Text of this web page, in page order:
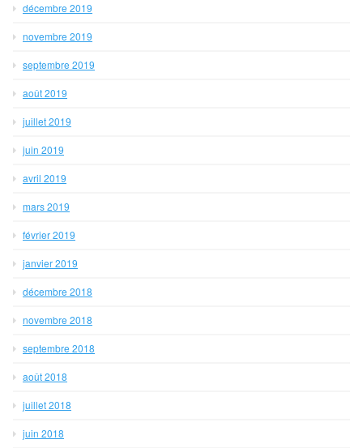
décembre 2019
novembre 2019
septembre 2019
août 2019
juillet 2019
juin 2019
avril 2019
mars 2019
février 2019
janvier 2019
décembre 2018
novembre 2018
septembre 2018
août 2018
juillet 2018
juin 2018